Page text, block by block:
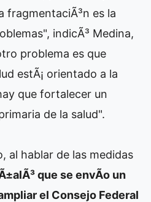
fragmentaciÃ³n es la
indicÃ³ Medina,
problema es que
estÃ¡ orientado a la
que fortalecer un
de la salud".
al hablar de las medidas
que se envÃ­o un
el Consejo Federal